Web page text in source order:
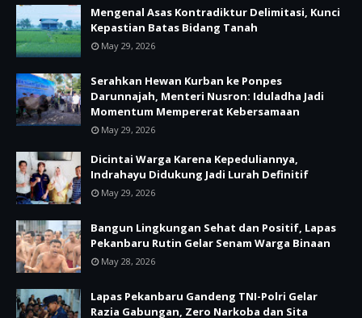
Mengenal Asas Kontradiktur Delimitasi, Kunci
Kepastian Batas Bidang Tanah
May 29, 2026
Serahkan Hewan Kurban ke Ponpes
Darunnajah, Menteri Nusron: Iduladha Jadi
Momentum Mempererat Kebersamaan
May 29, 2026
Dicintai Warga Karena Kepeduliannya,
Indrahayu Didukung Jadi Lurah Definitif
May 29, 2026
Bangun Lingkungan Sehat dan Positif, Lapas
Pekanbaru Rutin Gelar Senam Warga Binaan
May 28, 2026
Lapas Pekanbaru Gandeng TNI-Polri Gelar
Razia Gabungan, Zero Narkoba dan Sita